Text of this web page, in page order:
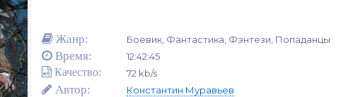
Жанр: Боевик, Фантастика, Фэнтези, Попаданцы
Время: 12:42:45
Качество: 72 kb/s
Автор: Константин Муравьев